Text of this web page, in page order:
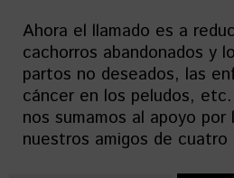
Ahora el llamado es a
cachorros abandonados y
partos no deseados, las
cáncer en los peludos,
nos sumamos al apoyo
nuestros amigos de cuatro